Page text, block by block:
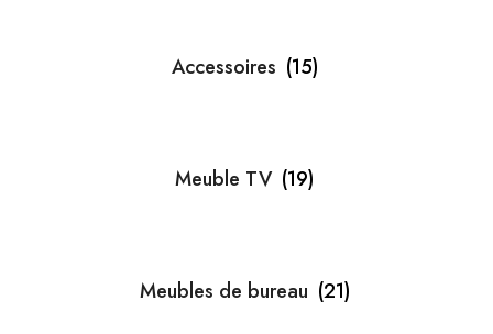
Accessoires (15)
Meuble TV (19)
Meubles de bureau (21)